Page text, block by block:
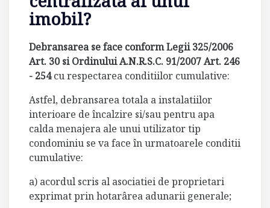
imobil?
Debransarea se face conform Legii 325/2006
Art. 30 si Ordinului A.N.R.S.C. 91/2007 Art. 246
- 254cu respectarea conditiilor cumulative:
Astfel, debransarea totala a instalatiilor
interioare de încalzire si/sau pentru apa
calda menajera ale unui utilizator tip
condominiu se va face în urmatoarele conditii
cumulative:
a) acordul scris al asociatiei de proprietari
exprimat prin hotarârea adunarii generale;